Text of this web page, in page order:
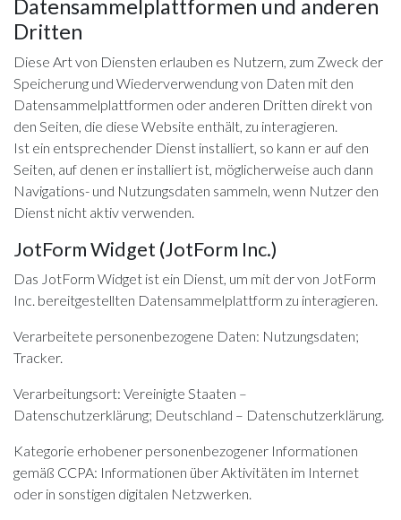
Datensammelplattformen und anderen
Dritten
Diese Art von Diensten erlauben es Nutzern, zum Zweck der
Speicherung und Wiederverwendung von Daten mit den
Datensammelplattformen oder anderen Dritten direkt von
den Seiten, die diese Website enthält, zu interagieren.
Ist ein entsprechender Dienst installiert, so kann er auf den
Seiten, auf denen er installiert ist, möglicherweise auch dann
Navigations- und Nutzungsdaten sammeln, wenn Nutzer den
Dienst nicht aktiv verwenden.
JotForm Widget (JotForm Inc.)
Das JotForm Widget ist ein Dienst, um mit der von JotForm
Inc. bereitgestellten Datensammelplattform zu interagieren.
Verarbeitete personenbezogene Daten: Nutzungsdaten;
Tracker.
Verarbeitungsort: Vereinigte Staaten –
Datenschutzerklärung; Deutschland – Datenschutzerklärung.
Kategorie erhobener personenbezogener Informationen
gemäß CCPA: Informationen über Aktivitäten im Internet
oder in sonstigen digitalen Netzwerken.